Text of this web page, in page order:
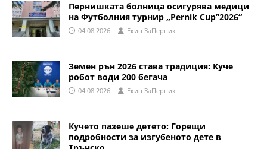
Пернишката болница осигурява медици
на Футболния турнир „Pernik Cup”2026“
04.08.2026 Eкип ЗаПерник
Земен рън 2026 става традиция: Куче
робот води 200 бегача
04.08.2026 Eкип ЗаПерник
Кучето пазеше детето: Горещи
подробности за изгубеното дете в